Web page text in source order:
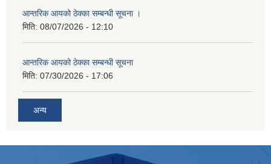
आन्तरिक आयको ठेक्का सम्बन्धी सूचना ।
मिति: 08/07/2026 - 12:10
आन्तरिक आयको ठेक्का सम्बन्धी सूचना
मिति: 07/30/2026 - 17:06
अन्य